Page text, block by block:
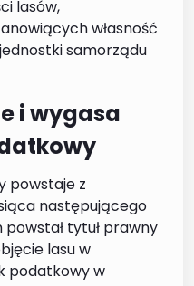
lasów,
własność
samorządu
i wygasa
powstaje z
następującego
tytuł prawny
lasu w
podatkowy w